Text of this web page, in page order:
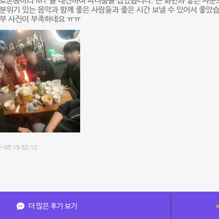
위기 있는 음악과 함께 좋은 사람들과 좋은 시간 보낼 수 있어서 좋았
사진이 부족하네요 ㅠㅠ
05 15:52:12
더 많은 후기 보기